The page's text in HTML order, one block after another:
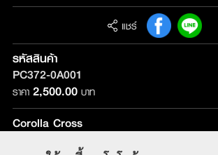
แชร์
รหัสสินค้า
PC372-0A001
ราคา 2,500.00บาท
Corolla Cross